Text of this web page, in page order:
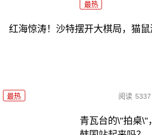
最热
红海惊涛！沙特摆开大棋局，猫
最热 阅读 5337
青瓦台的\"拍桌\"